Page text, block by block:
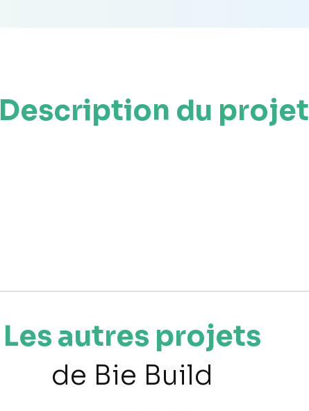
Description du projet
Les autres projets
de Bie Build